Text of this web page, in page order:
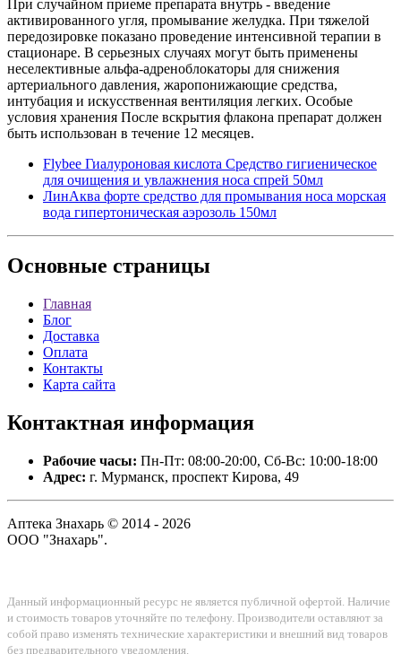
При случайном приеме препарата внутрь - введение
активированного угля, промывание желудка. При тяжелой
передозировке показано проведение интенсивной терапии в
стационаре. В серьезных случаях могут быть применены
неселективные альфа-адреноблокаторы для снижения
артериального давления, жаропонижающие средства,
интубация и искусственная вентиляция легких. Особые
условия хранения После вскрытия флакона препарат должен
быть использован в течение 12 месяцев.
Flybee Гиалуроновая кислота Средство гигиеническое
для очищения и увлажнения носа спрей 50мл
ЛинАква форте средство для промывания носа морская
вода гипертоническая аэрозоль 150мл
Основные страницы
Главная
Блог
Доставка
Оплата
Контакты
Карта сайта
Контактная информация
Рабочие часы: Пн-Пт: 08:00-20:00, Сб-Вс: 10:00-18:00
Адрес: г. Мурманск, проспект Кирова, 49
Аптека Знахарь © 2014 - 2026
ООО "Знахарь".
Данный информационный ресурс не является публичной офертой. Наличие
и стоимость товаров уточняйте по телефону. Производители оставляют за
собой право изменять технические характеристики и внешний вид товаров
без предварительного уведомления.